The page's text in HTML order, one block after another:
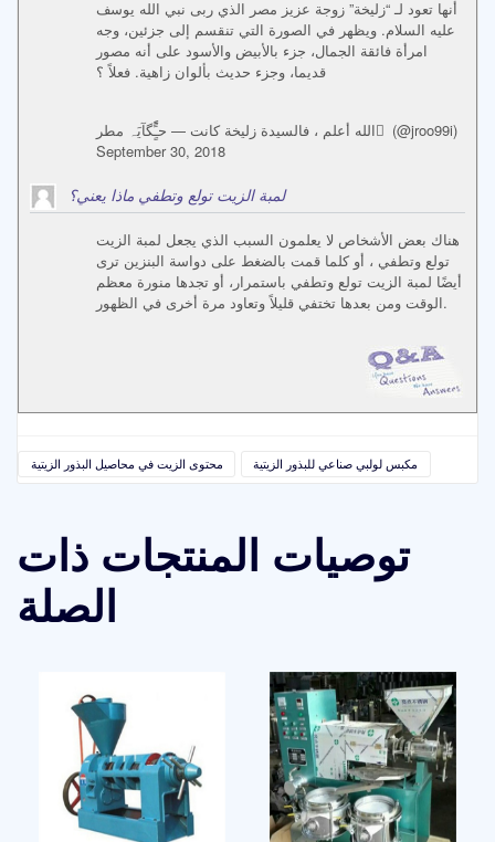
أنها تعود لـ “زليخة” زوجة عزيز مصر الذي ربى نبي الله يوسف
عليه السلام. ويظهر في الصورة التي تنقسم إلى جزئين، وجه
امرأة فائقة الجمال، جزء بالأبيض والأسود على أنه مصور
قديما، وجزء حديث بألوان زاهية. فعلاً ؟
الله أعلم ، فالسيدة زليخة كانت — حـًًًٍگآيَہ مطر ً (@jroo99i)
September 30, 2018
لمبة الزيت تولع وتطفي ماذا يعني؟
هناك بعض الأشخاص لا يعلمون السبب الذي يجعل لمبة الزيت
تولع وتطفي ، أو كلما قمت بالضغط على دواسة البنزين ترى
أيضًا لمبة الزيت تولع وتطفي باستمرار، أو تجدها منورة معظم
الوقت ومن بعدها تختفي قليلاً وتعاود مرة أخرى في الظهور.
محتوى الزيت في محاصيل البذور الزيتية مكبس لولبي صناعي للبذور الزيتية
توصيات المنتجات ذات
الصلة